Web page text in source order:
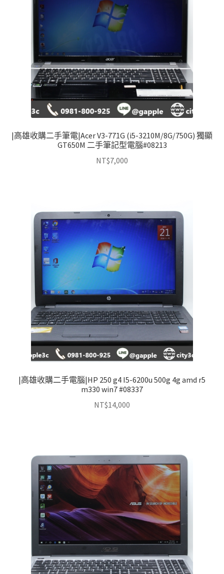
|高雄收購二手筆電|Acer V3-771G (i5-3210M/8G/750G) 獨顯
GT650M 二手筆記型電腦#08213
NT$7,000
|高雄收購二手電腦|HP 250 g4 I5-6200u 500g 4g amd r5
m330 win7 #08337
NT$14,000